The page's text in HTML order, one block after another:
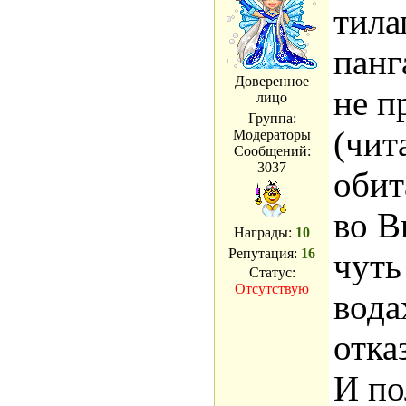
и
тех
Доверенное
лицо
Группа:
Модераторы
Сообщений:
3037
Награды: 10
Репутация: 16
Статус:
Отсутствую
не
во
И